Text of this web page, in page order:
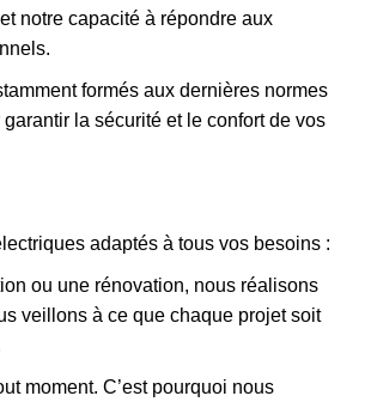
notre capacité à répondre aux
formés aux dernières normes
la sécurité et le confort de vos
adaptés à tous vos besoins :
ou une rénovation, nous réalisons
veillons à ce que chaque projet soit
moment. C’est pourquoi nous